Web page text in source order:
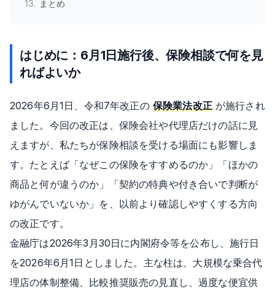
13. まとめ
はじめに：6月1日施行後、保険相談で何を見
ればよいか
2026年6月1日、令和7年改正の 保険業法改正が施行され
ました。今回の改正は、保険会社や代理店だけの話に見
えますが、私たちが保険相談を受ける場面にも影響しま
す。たとえば「なぜこの保険をすすめるのか」「ほかの
商品と何が違うのか」「契約の特典や付き合いで判断が
ゆがんでいないか」を、以前より確認しやすくする方向
の改正です。
金融庁は2026年3月30日に内閣府令等を公布し、施行日
を2026年6月1日としました。主な柱は、大規模な乗合代
理店の体制整備、比較推奨販売の見直し、過度な便宜供